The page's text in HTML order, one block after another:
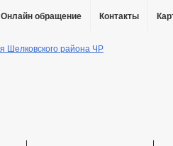
Онлайн обращение Контакты